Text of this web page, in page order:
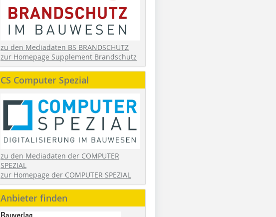
zu den Mediadaten BS BRANDSCHUTZ
zur Homepage Supplement Brandschutz
CS Computer Spezial
zu den Mediadaten der COMPUTER
SPEZIAL
zur Homepage der COMPUTER SPEZIAL
Anbieter finden